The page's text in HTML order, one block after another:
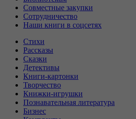
Совместные закупки
Сотрудничество
Наши книги в соцсетях
Стихи
Рассказы
Сказки
Детективы
Книги-картонки
Творчество
Книжки-игрушки
Познавательная литература
Бизнес